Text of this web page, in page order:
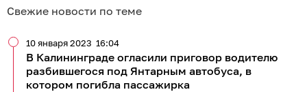
Свежие новости по теме
В Калининграде огласили приговор водителю
разбившегося под Янтарным автобуса, в
котором погибла пассажирка
10 января 2023 16:04